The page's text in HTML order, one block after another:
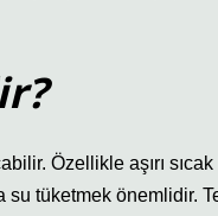
Özellikle aşırı
tüketmek önemlidir.